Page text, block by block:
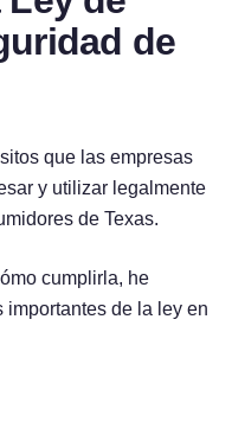
de
que las empresas
y utilizar legalmente
de Texas.
cumplirla, he
de la ley en